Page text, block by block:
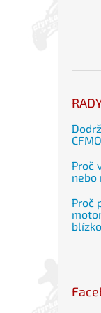
Proč
nebo
Proč